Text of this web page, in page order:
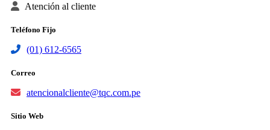
Atención al cliente
Teléfono Fijo
(01) 612-6565
Correo
atencionalcliente@tqc.com.pe
Sitio Web